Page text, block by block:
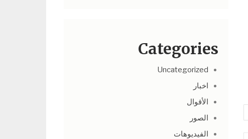
Categories
Uncategorized
اخبار
الأقوال
الصور
الفيديوهات